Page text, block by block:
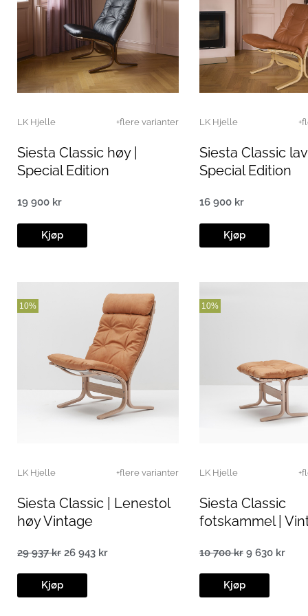
LK Hjelle +flere varianter
Siesta Classic høy |
Special Edition
19 900 kr
Kjøp
LK Hjelle
Siesta Classic lav |
Special Edition
16 900 kr
Kjøp
10%
LK Hjelle +flere varianter
Siesta Classic | Lenestol
høy Vintage
29 937kr Opprinnelig
pris
29
26 943 kr
Kjøp
10%
LK Hjelle
Siesta Classic
fotskammel |
10 700kr Opprinnelig
pris
var:
10
9 630 kr
Kjøp